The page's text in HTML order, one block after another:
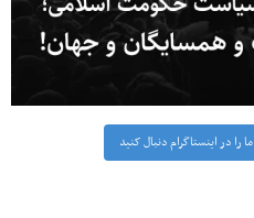
ما را در اینستاگرام دنبال کنید